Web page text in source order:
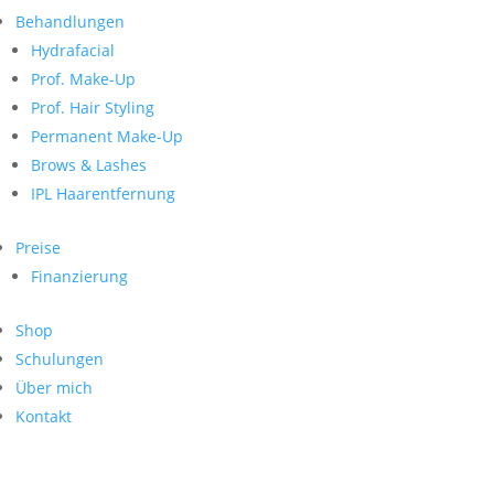
Behandlungen
Hydrafacial
Prof. Make-Up
Prof. Hair Styling
Permanent Make-Up
Brows & Lashes
IPL Haarentfernung
Preise
Finanzierung
Shop
Schulungen
Über mich
Kontakt
nach:
Neueste Kommentare
Archiv
Kategorien
Keine Kategorien
Meta
Anmelden
Feed der Einträge
WordPress.org
Search
nach:
Archive
Kontakt
Impressum
Datenschutz